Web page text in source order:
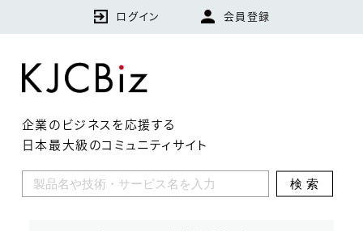
ログイン 会員登録
企業のビジネスを応援する
日本最大級のコミュニティサイト
検索
KJCBizとは
特集